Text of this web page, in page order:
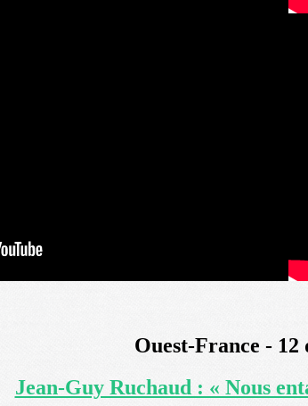
Ouest-France - 12
Jean-Guy Ruchaud : « Nous